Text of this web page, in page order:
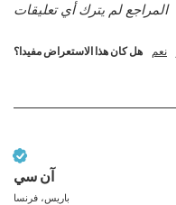
المراجع لم يترك أي تعليقات
هل كان هذا الاستعراض مفيدا؟ نعم
آن سي
باريس، فرنسا